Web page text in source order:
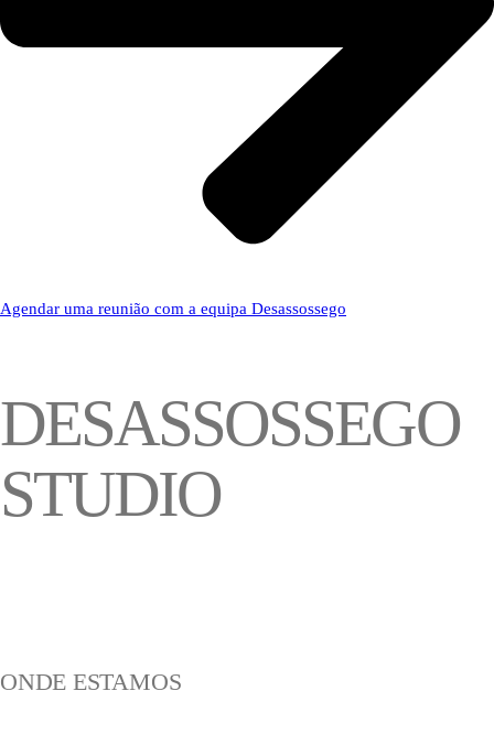
Agendar uma reunião com a equipa Desassossego
DESASSOSSEGO
STUDIO
ONDE ESTAMOS